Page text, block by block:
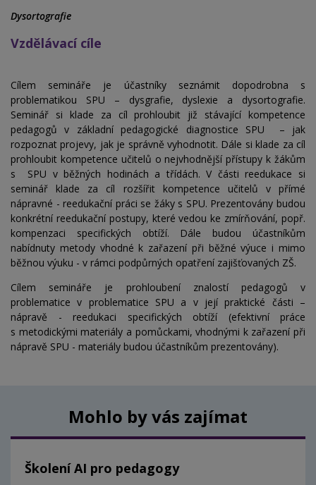
Dysortografie
Vzdělávací cíle
Cílem semináře je účastníky seznámit dopodrobna s
problematikou SPU – dysgrafie, dyslexie a dysortografie.
Seminář si klade za cíl prohloubit již stávající kompetence
pedagogů v základní pedagogické diagnostice SPU
– jak
rozpoznat projevy, jak je správně vyhodnotit. Dále si klade za cíl
prohloubit kompetence učitelů o nejvhodnější přístupy k žákům
s SPU v běžných hodinách a třídách. V části reedukace si
seminář klade za cíl rozšířit kompetence učitelů v přímé
nápravné - reedukační práci se žáky s SPU. Prezentovány budou
konkrétní reedukační postupy, které vedou ke zmírňování, popř.
kompenzaci specifických obtíží. Dále budou účastníkům
nabídnuty metody vhodné k zařazení při běžné výuce i mimo
běžnou výuku - v rámci podpůrných opatření zajišťovaných ZŠ.
Cílem semináře je prohloubení znalostí pedagogů v
problematice v problematice SPU a v její praktické části –
nápravě - reedukaci specifických obtíží (efektivní práce
s metodickými materiály a pomůckami, vhodnými k zařazení při
nápravě SPU - materiály budou účastníkům prezentovány).
Mohlo by vás zajímat
Školení AI pro pedagogy